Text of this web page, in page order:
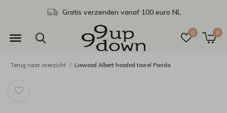
0 0
Gratis verzenden vanaf 100 euro NL
Terug naar overzicht Liewood Albert hooded towel Panda